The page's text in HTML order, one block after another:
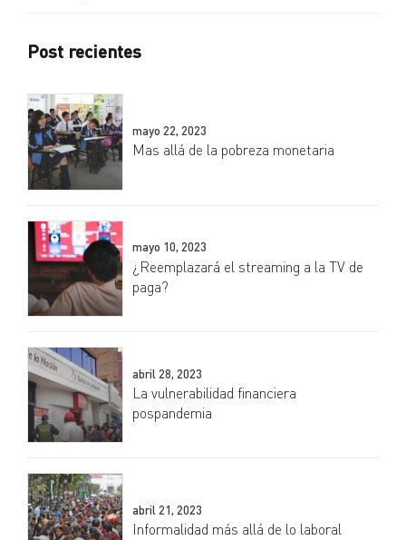
Post recientes
mayo 22, 2023
Mas allá de la pobreza monetaria
mayo 10, 2023
¿Reemplazará el streaming a la TV de
paga?
abril 28, 2023
La vulnerabilidad financiera
pospandemia
abril 21, 2023
Informalidad más allá de lo laboral